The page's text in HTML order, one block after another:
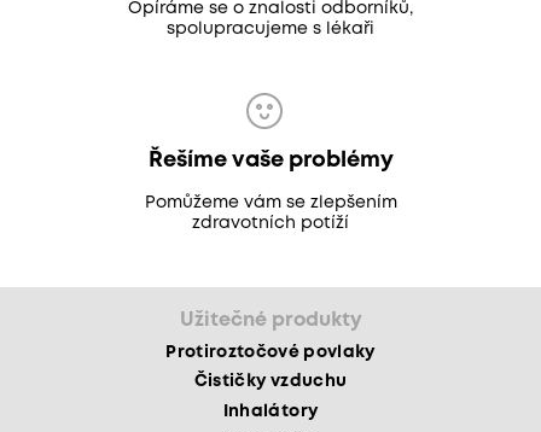
Opíráme se o znalosti odborníků,
spolupracujeme s lékaři
Řešíme vaše problémy
Pomůžeme vám se zlepšením
zdravotních potíží
Užitečné produkty
Protiroztočové povlaky
Čističky vzduchu
Inhalátory